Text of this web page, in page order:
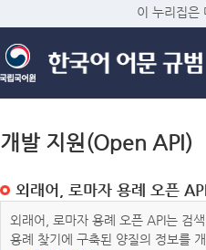
이 누리집은
개발 지원(Open API)
외래어, 로마자 용례 오픈
외래어, 로마자 용례 오픈 API는 검
용례 찾기에 구축된 양질의 정보를